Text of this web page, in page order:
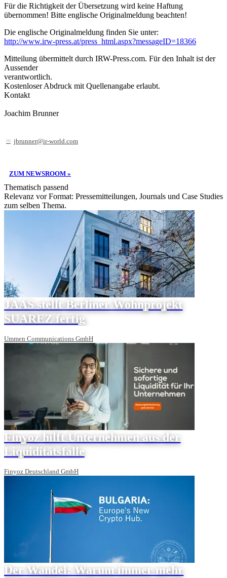
Für die Richtigkeit der Übersetzung wird keine Haftung
übernommen! Bitte englische Originalmeldung beachten!
Die englische Originalmeldung finden Sie unter:
http://www.irw-press.at/press_html.aspx?messageID=18366
Mitteilung übermittelt durch IRW-Press.com. Für den Inhalt ist der
Aussender
verantwortlich.
Kostenloser Abdruck mit Quellenangabe erlaubt.
Kontakt
Joachim Brunner
jbrunner@ir-world.com
ZUM NEWSROOM »
Thematisch passend
Relevanz vor Format: Pressemitteilungen, Journals und Case Studies
zum selben Thema.
JAAS stellt Berliner Wohnprojekt
SUAREZ fertig
Ummen Communications GmbH
Finyoz hilft Unternehmen aus der
Liquiditätsfalle
Finyoz Deutschland GmbH
Der Wandel: Warum immer mehr